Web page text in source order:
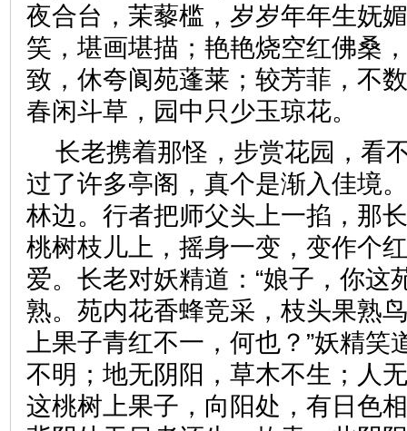
夜合台，茉藜槛，岁岁年年生妩
笑，堪画堪描；艳艳烧空红佛桑
致，休夸阆苑蓬莱；较芳菲，不
春闲斗草，园中只少玉琼花
长老携着那怪，步赏花园，看
过了许多亭阁，真个是渐入佳境
林边。行者把师父头上一掐，那
桃树枝儿上，摇身一变，变作个
爱。长老对妖精道：“娘子，你这
熟。苑内花香蜂竞采，枝头果熟
上果子青红不一，何也？”妖精笑
不明；地无阴阳，草木不生；人
这桃树上果子，向阳处，有日色